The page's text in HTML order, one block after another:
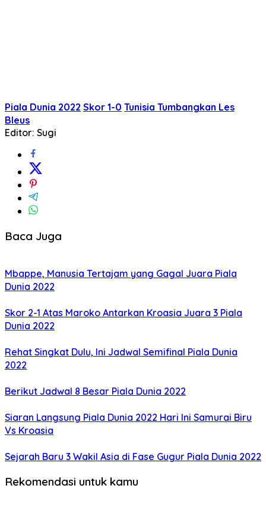
Piala Dunia 2022 Skor 1-0 Tunisia Tumbangkan Les
Bleus
Editor: Sugi
Baca Juga
Mbappe, Manusia Tertajam yang Gagal Juara Piala
Dunia 2022
Skor 2-1 Atas Maroko Antarkan Kroasia Juara 3 Piala
Dunia 2022
Rehat Singkat Dulu, Ini Jadwal Semifinal Piala Dunia
2022
Berikut Jadwal 8 Besar Piala Dunia 2022
Siaran Langsung Piala Dunia 2022 Hari Ini Samurai Biru
Vs Kroasia
Sejarah Baru 3 Wakil Asia di Fase Gugur Piala Dunia 2022
Rekomendasi untuk kamu